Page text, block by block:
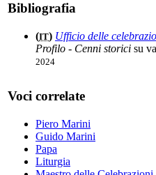
Bibliografia
(IT) Ufficio delle
Profilo - Cenni storici su
2024
Voci correlate
Piero Marini
Guido Marini
Papa
Liturgia